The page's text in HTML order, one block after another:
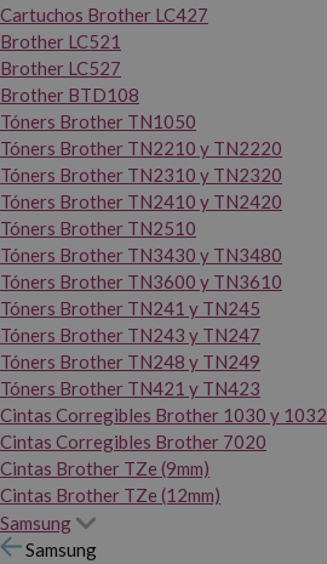
Cartuchos Brother LC427
Brother LC521
Brother LC527
Brother BTD108
Tóners Brother TN1050
Tóners Brother TN2210 y TN2220
Tóners Brother TN2310 y TN2320
Tóners Brother TN2410 y TN2420
Tóners Brother TN2510
Tóners Brother TN3430 y TN3480
Tóners Brother TN3600 y TN3610
Tóners Brother TN241 y TN245
Tóners Brother TN243 y TN247
Tóners Brother TN248 y TN249
Tóners Brother TN421 y TN423
Cintas Corregibles Brother 1030 y 1032
Cintas Corregibles Brother 7020
Cintas Brother TZe (9mm)
Cintas Brother TZe (12mm)
Samsung
Samsung